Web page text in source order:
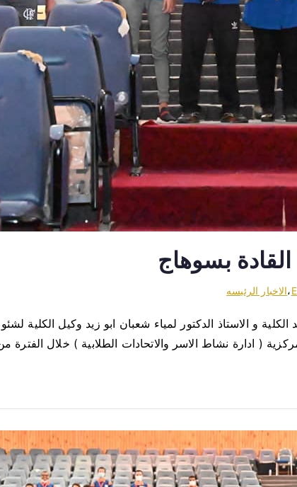
بسوهاج
،الاخبار الرئيسه
و الاستاذ الدكتور لمياء شعبان ابو زيد وكيل
( ادارة نشاط الاسر والاتحادات الطلابية ) خلال الفترة من ٥ : ٨ / ٩